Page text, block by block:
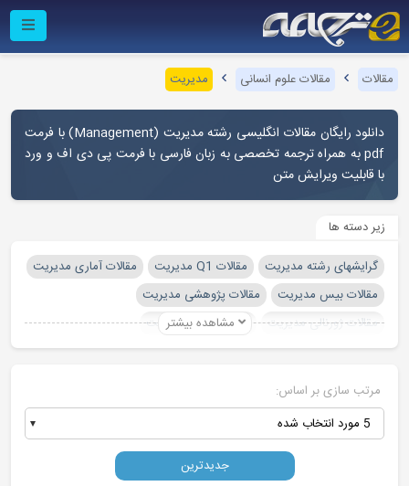
مقالات مقالات علوم انسانی مدیریت
دانلود رایگان مقالات انگلیسی رشته مدیریت (Management) با فرمت
pdf به همراه ترجمه تخصصی به زبان فارسی با فرمت پی دی اف و ورد
با قابلیت ویرایش متن
زیر دسته ها
مشاهده بیشتر
گرایشهای رشته مدیریت مقالات Q1 مدیریت
مقالات آماری مدیریت
مقالات بیس مدیریت
مقالات پژوهشی مدیریت
مقالات ژورنالی مدیریت
مقالات فصلی مدیریت
مقالات کنفرانسی مدیریت
مقالات کوتاه مدیریت
مقالات مدیریت دارای پرسشنامه
مقالات مدیریت دارای متغیر
مقالات مروری مدیریت
موضوعات مقالات مدیریت
مرتب سازی بر اساس:
5 مورد انتخاب شده
جدیدترین